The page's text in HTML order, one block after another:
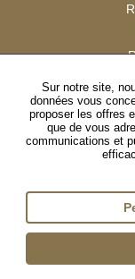
Instagram
Sur notre site,
données vous
proposer les offres
que de vous
communications et